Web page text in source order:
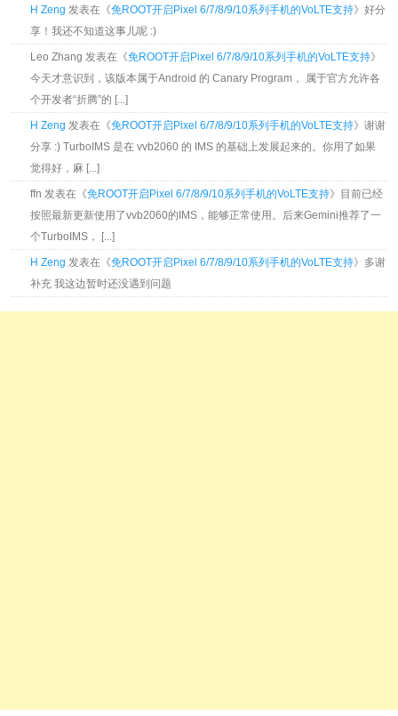
H Zeng 发表在《免ROOT开启Pixel 6/7/8/9/10系列手机的VoLTE支持》好分
享！我还不知道这事儿呢 :)
Leo Zhang 发表在《免ROOT开启Pixel 6/7/8/9/10系列手机的VoLTE支持》
今天才意识到，该版本属于Android 的 Canary Program， 属于官方允许各
个开发者“折腾”的 [...]
H Zeng 发表在《免ROOT开启Pixel 6/7/8/9/10系列手机的VoLTE支持》谢谢
分享 :) TurboIMS 是在 vvb2060 的 IMS 的基础上发展起来的。你用了如果
觉得好，麻 [...]
ffn 发表在《免ROOT开启Pixel 6/7/8/9/10系列手机的VoLTE支持》目前已经
按照最新更新使用了vvb2060的IMS，能够正常使用。后来Gemini推荐了一
个TurboIMS， [...]
H Zeng 发表在《免ROOT开启Pixel 6/7/8/9/10系列手机的VoLTE支持》多谢
补充 我这边暂时还没遇到问题